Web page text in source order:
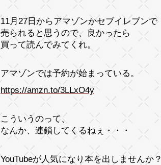
11月27日からアマゾンかセブイレブンで
売られると思うので、良かったら
買って読んでみてくれ。
アマゾンでは予約が始まっている。
https://amzn.to/3LLxO4y
こういうのって、
なんか、連鎖してくるねぇ・・・
YouTubeが人気になり本を出しませんか？